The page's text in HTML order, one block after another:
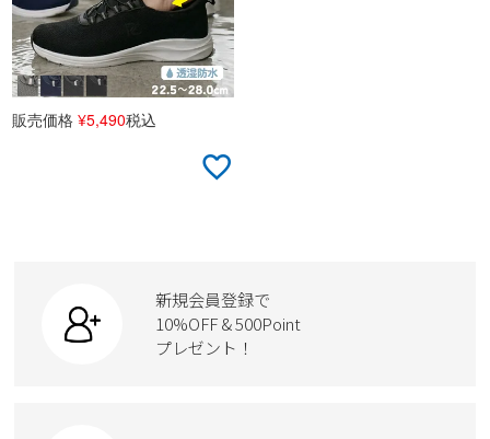
販売価格 ¥5,490税込
新規会員登録で
10%OFF & 500Point
プレゼント！